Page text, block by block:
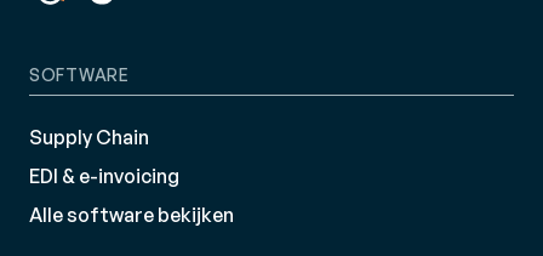
SOFTWARE
Supply Chain
EDI & e-invoicing
Alle software bekijken